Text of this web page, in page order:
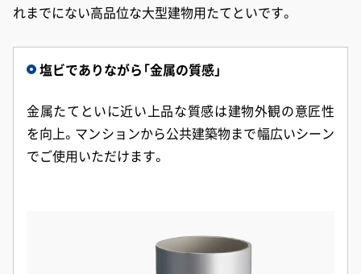
れまでにない高品位な大型建物用たてといです。
塩ビでありながら「金属の質感」
金属たてといに近い上品な質感は建物外観の意匠性
を向上。マンションから公共建築物まで幅広いシーン
でご使用いただけます。